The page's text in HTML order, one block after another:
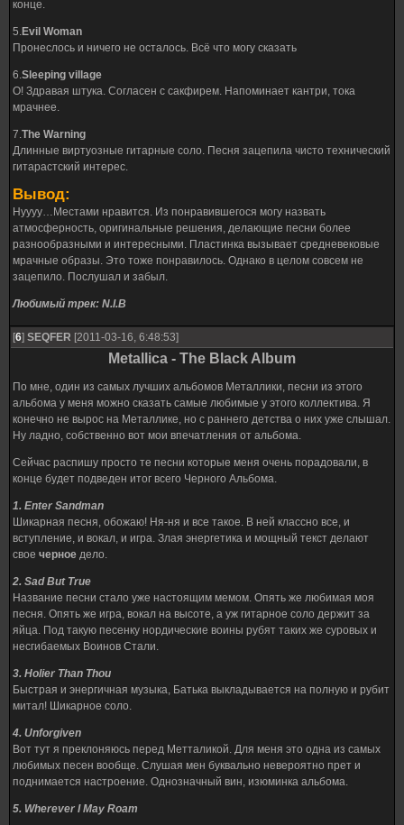
конце.
5.Evil Woman
Пронеслось и ничего не осталось. Всё что могу сказать
6.Sleeping village
О! Здравая штука. Согласен с сакфирем. Напоминает кантри, тока
мрачнее.
7.The Warning
Длинные виртуозные гитарные соло. Песня зацепила чисто технический
гитарастский интерес.
Вывод:
Нуууу…Местами нравится. Из понравившегося могу назвать
атмосферность, оригинальные решения, делающие песни более
разнообразными и интересными. Пластинка вызывает средневековые
мрачные образы. Это тоже понравилось. Однако в целом совсем не
зацепило. Послушал и забыл.
Любимый трек: N.I.B
[6] SEQFER [2011-03-16, 6:48:53]
Metallica - The Black Album
По мне, один из самых лучших альбомов Металлики, песни из этого
альбома у меня можно сказать самые любимые у этого коллектива. Я
конечно не вырос на Металлике, но с раннего детства о них уже слышал.
Ну ладно, собственно вот мои впечатления от альбома.
Сейчас распишу просто те песни которые меня очень порадовали, в
конце будет подведен итог всего Черного Альбома.
1. Enter Sandman
Шикарная песня, обожаю! Ня-ня и все такое. В ней классно все, и
вступление, и вокал, и игра. Злая энергетика и мощный текст делают
свое черное дело.
2. Sad But True
Название песни стало уже настоящим мемом. Опять же любимая моя
песня. Опять же игра, вокал на высоте, а уж гитарное соло держит за
яйца. Под такую песенку нордические воины рубят таких же суровых и
несгибаемых Воинов Стали.
3. Holier Than Thou
Быстрая и энергичная музыка, Батька выкладывается на полную и рубит
митал! Шикарное соло.
4. Unforgiven
Вот тут я преклоняюсь перед Метталикой. Для меня это одна из самых
любимых песен вообще. Слушая мен буквально невероятно прет и
поднимается настроение. Однозначный вин, изюминка альбома.
5. Wherever I May Roam